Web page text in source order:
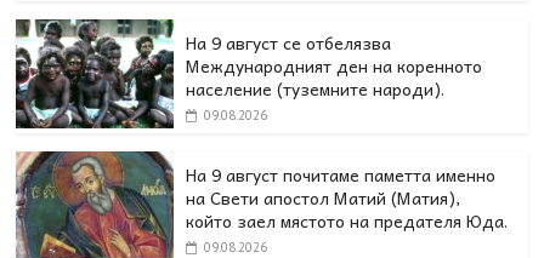
На 9 август се отбелязва
Международният ден на коренното
население (туземните народи).
09.08.2026
На 9 август почитаме паметта именно
на Свети апостол Матий (Матия),
който заел мястото на предателя Юда.
09.08.2026